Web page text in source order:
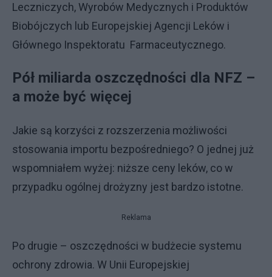
Leczniczych, Wyrobów Medycznych i Produktów
Biobójczych lub Europejskiej Agencji Leków i
Głównego Inspektoratu Farmaceutycznego.
Pół miliarda oszczędności dla NFZ –
a może być więcej
Jakie są korzyści z rozszerzenia możliwości
stosowania importu bezpośredniego? O jednej już
wspomniałem wyżej: niższe ceny leków, co w
przypadku ogólnej drożyzny jest bardzo istotne.
Reklama
Po drugie – oszczędności w budżecie systemu
ochrony zdrowia. W Unii Europejskiej